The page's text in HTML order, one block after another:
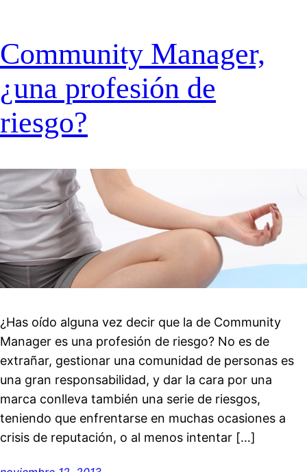
Community Manager,
¿una profesión de
riesgo?
¿Has oído alguna vez decir que la de Community
Manager es una profesión de riesgo? No es de
extrañar, gestionar una comunidad de personas es
una gran responsabilidad, y dar la cara por una
marca conlleva también una serie de riesgos,
teniendo que enfrentarse en muchas ocasiones a
crisis de reputación, o al menos intentar […]